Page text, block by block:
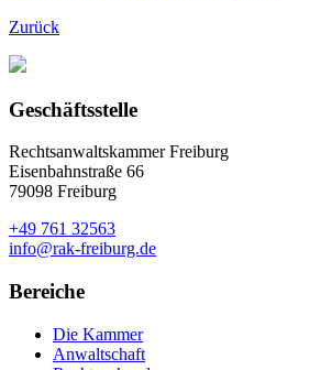
Zurück
Geschäftsstelle
Rechtsanwaltskammer Freiburg
Eisenbahnstraße 66
79098 Freiburg
+49 761 32563
info@rak-freiburg.de
Bereiche
Die Kammer
Anwaltschaft